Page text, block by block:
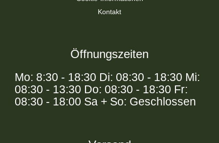
Kontakt
Öffnungszeiten
Mo: 8:30 - 18:30 Di: 08:30 - 18:30 Mi:
08:30 - 13:30 Do: 08:30 - 18:30 Fr:
08:30 - 18:00 Sa + So: Geschlossen